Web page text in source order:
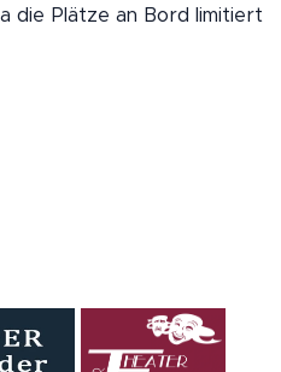
die Plätze an Bord limitiert